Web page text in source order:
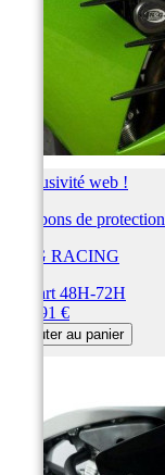
Exclusivité web !
Tampons de
R&G RACING
Départ 48H-72H
231,91 €
Ajouter au panier